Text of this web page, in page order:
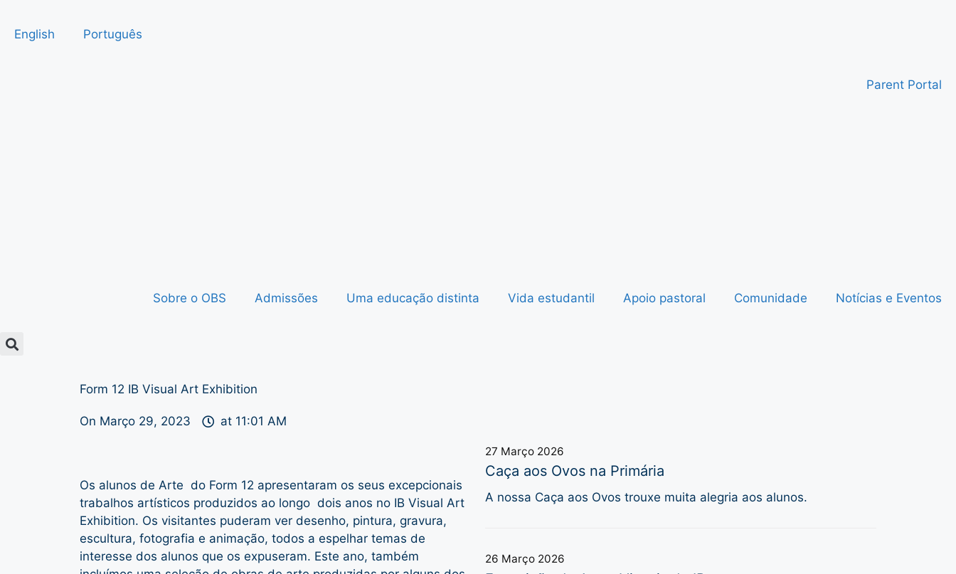
English Português
Parent Portal
Sobre o OBS Admissões Uma educação distinta Vida estudantil Apoio pastoral Comunidade Notícias e Eventos
Form 12 IB Visual Art Exhibition
On Março 29, 2023 at 11:01 AM
Os alunos de Arte do Form 12 apresentaram os seus excepcionais
trabalhos artísticos produzidos ao longo dois anos no IB Visual Art
Exhibition. Os visitantes puderam ver desenho, pintura, gravura,
escultura, fotografia e animação, todos a espelhar temas de
interesse dos alunos que os expuseram. Este ano, também
27 Março 2026
Caça aos Ovos na Primária
A nossa Caça aos Ovos trouxe muita alegria aos alunos.
26 Março 2026